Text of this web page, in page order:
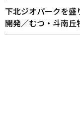
下北ジオパークを
開発／むつ・斗南丘